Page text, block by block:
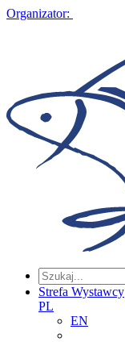
Organizator:
Strefa Wystawcy
PL
EN